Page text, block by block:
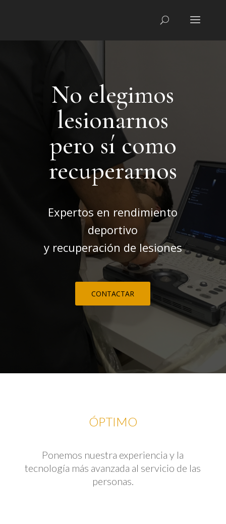
No elegimos
lesionarnos
pero sí como
recuperarnos
Expertos en rendimiento
deportivo
y recuperación de lesiones
CONTACTAR
ÓPTIMO
Ponemos nuestra experiencia y la
tecnología más avanzada al servicio de las
personas.